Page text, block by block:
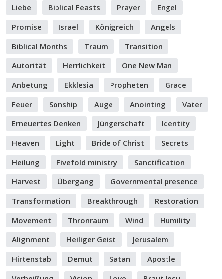
Liebe
Biblical Feasts Prayer
Engel
Promise
Israel Königreich
Angels
Biblical Months
Traum
Transition
Autorität
Herrlichkeit
One New Man
Anbetung
Ekklesia Propheten
Grace
Feuer
Sonship Auge Anointing
Vater
Erneuertes Denken
Jüngerschaft
Identity
Heaven
Light Bride of Christ
Secrets
Heilung
Fivefold ministry
Sanctification
Harvest
Übergang
Governmental presence
Transformation
Breakthrough
Restoration
Movement
Thronraum Wind
Humility
Alignment
Heiliger Geist
Jerusalem
Hirtenstab
Demut Satan
Apostle